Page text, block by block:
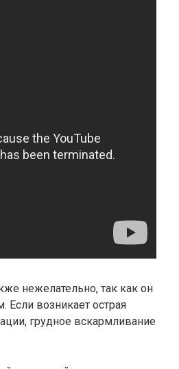
нежелательно, так как он
возникает острая
грудное вскармливание